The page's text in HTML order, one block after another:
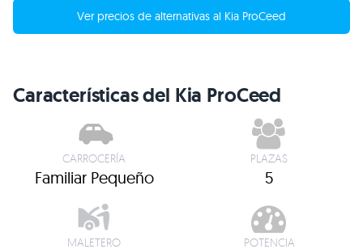
Ver precios de alternativas al Kia ProCeed
Características del Kia ProCeed
CARROCERÍA
Familiar Pequeño
PLAZAS
5
MALETERO POTENCIA